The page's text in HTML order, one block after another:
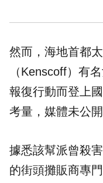
然而，海地首都
（Kenscoff）有
報復行動而登上
考量，媒體未公
據悉該幫派曾殺
的街頭攤販商專